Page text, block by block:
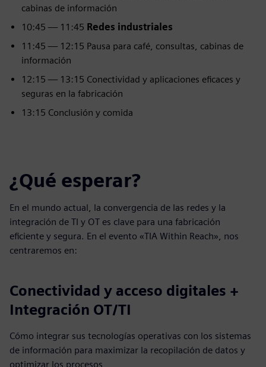
cabinas de información
10:45 — 11:45 Redes industriales
11:45 — 12:15 Pausa para café, consultas, cabinas de
información
12:15 — 13:15 Conectividad y aplicaciones eficaces y
seguras en la fabricación
13:15 Conclusión y comida
¿Qué esperar?
En el mundo actual, la convergencia de las redes y la
integración de TI y OT es clave para una fabricación
eficiente y segura. En el evento «TIA Within Reach», nos
centraremos en:
Conectividad y acceso digitales +
Integración OT/TI
Cómo integrar sus tecnologías operativas con los sistemas
de información para maximizar la recopilación de datos y
optimizar los procesos